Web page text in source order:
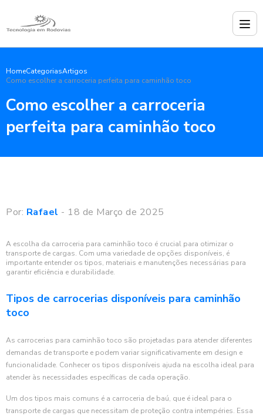
HomeCategoriasArtigos
Como escolher a carroceria perfeita para caminhão toco
Como escolher a carroceria
perfeita para caminhão toco
Por: Rafael - 18 de Março de 2025
A escolha da carroceria para caminhão toco é crucial para otimizar o
transporte de cargas. Com uma variedade de opções disponíveis, é
importante entender os tipos, materiais e manutenções necessárias para
garantir eficiência e durabilidade.
Tipos de carrocerias disponíveis para caminhão
toco
As carrocerias para caminhão toco são projetadas para atender diferentes
demandas de transporte e podem variar significativamente em design e
funcionalidade. Conhecer os tipos disponíveis ajuda na escolha ideal para
atender às necessidades específicas de cada operação.
Um dos tipos mais comuns é a carroceria de baú, que é ideal para o
transporte de cargas que necessitam de proteção contra intempéries. Essa